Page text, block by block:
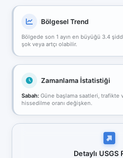
Bölgesel Trend
Bölgede son 1 ayın en büyüğü 3.4
şok veya artçı olabilir.
Zamanlama İstatistiği
Sabah: Güne başlama saatleri, trafikte
hissedilme oranı değişken.
Detaylı USGS